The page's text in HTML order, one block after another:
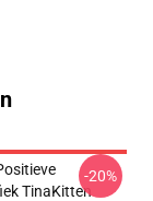
TinaKitten
-20%